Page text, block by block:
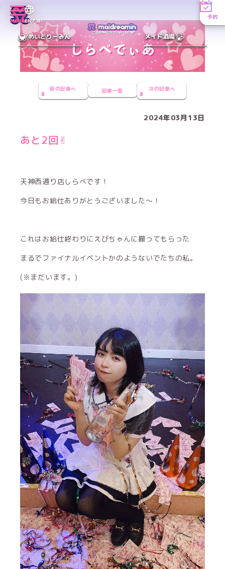
MENUEN／JP
予約
めいどりーみん メイド酒場
前の記事へ 記事一覧 次の記事へ
2024年03月13日
あと2回✌︎
天神西通り店しらべです！
今日もお給仕ありがとうございました〜！
これはお給仕終わりにえびちゃんに撮ってもらった
まるでファイナルイベントかのようないでたちの私。
(※まだいます。)